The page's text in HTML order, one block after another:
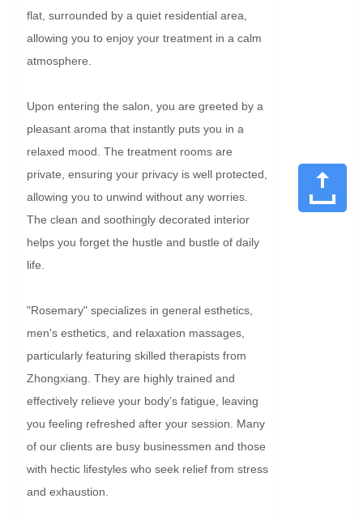
flat, surrounded by a quiet residential area,
allowing you to enjoy your treatment in a calm
atmosphere.
Upon entering the salon, you are greeted by a
pleasant aroma that instantly puts you in a
relaxed mood. The treatment rooms are
private, ensuring your privacy is well protected,
allowing you to unwind without any worries.
The clean and soothingly decorated interior
helps you forget the hustle and bustle of daily
life.
"Rosemary" specializes in general esthetics,
men's esthetics, and relaxation massages,
particularly featuring skilled therapists from
Zhongxiang. They are highly trained and
effectively relieve your body’s fatigue, leaving
you feeling refreshed after your session. Many
of our clients are busy businessmen and those
with hectic lifestyles who seek relief from stress
and exhaustion.